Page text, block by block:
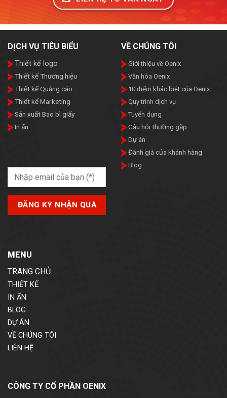
DỊCH VỤ TIÊU BIỂU
Thiết kế logo
Thiết kế Thương hiệu
Thiết kế Quảng cáo
Thiết kế Marketing
Sản xuất Bao bì giấy
In ấn
VỀ CHÚNG TÔI
Giới thiệu về Oenix
Văn hóa Oenix
10 điểm khác biệt của Oenix
Quy trình dịch vụ
Tuyển dụng
Câu hỏi thường gặp
Dự án
Đánh giá của khánh hàng
Blog
MENU
TRANG CHỦ
THIẾT KẾ
IN ẤN
BLOG
DỰ ÁN
VỀ CHÚNG TÔI
LIÊN HỆ
CÔNG TY CỔ PHẦN OENIX